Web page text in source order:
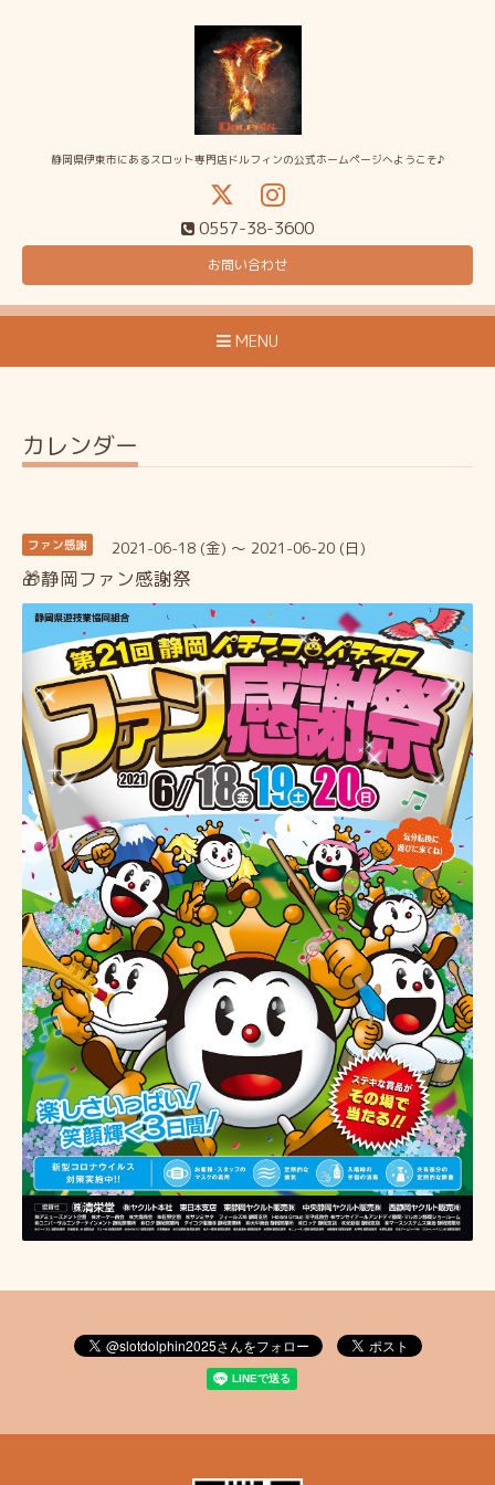
静岡県伊東市にあるスロット専門店ドルフィンの公式ホームページへようこそ♪
0557-38-3600
お問い合わせ
MENU
カレンダー
ファン感謝 2021-06-18 (金) ～ 2021-06-20 (日)
🎁静岡ファン感謝祭